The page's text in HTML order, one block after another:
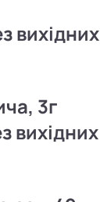
вихідних
3г
вихідних